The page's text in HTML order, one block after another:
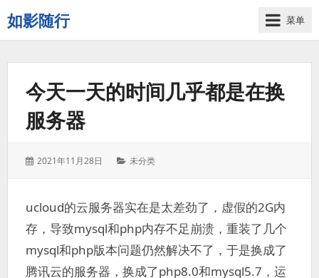
如影随行
如
果
的，
菜单
今天一天的时间几乎都是在换
服务器
发
2021年11月28日
分
未分类
ucloud的云服务器实在是太差劲了，虚假的2G内
存，导致mysql和php内存不足崩溃，重装了几个
mysql和php版本问题仍然解决不了，于是换成了
腾讯云的服务器，换成了php8.0和mysql5.7，运